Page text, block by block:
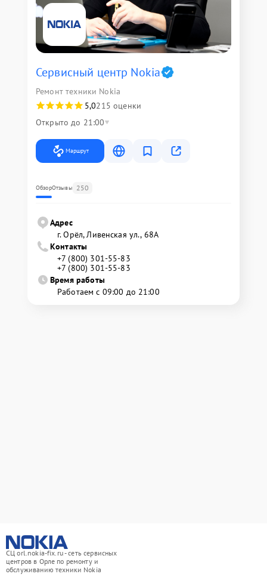
Сервисный центр Nokia
Ремонт техники Nokia
5,0215 оценки
Открыто до 21:00
Маршрут
ОбзорОтзывы 250
Адрес
г. Орёл, Ливенская ул., 68А
Контакты
+7 (800) 301-55-83
+7 (800) 301-55-83
Время работы
Работаем с 09:00 до 21:00
СЦ orl.nokia-fix.ru - сеть сервисных
центров в Орле по ремонту и
обслуживанию техники Nokia